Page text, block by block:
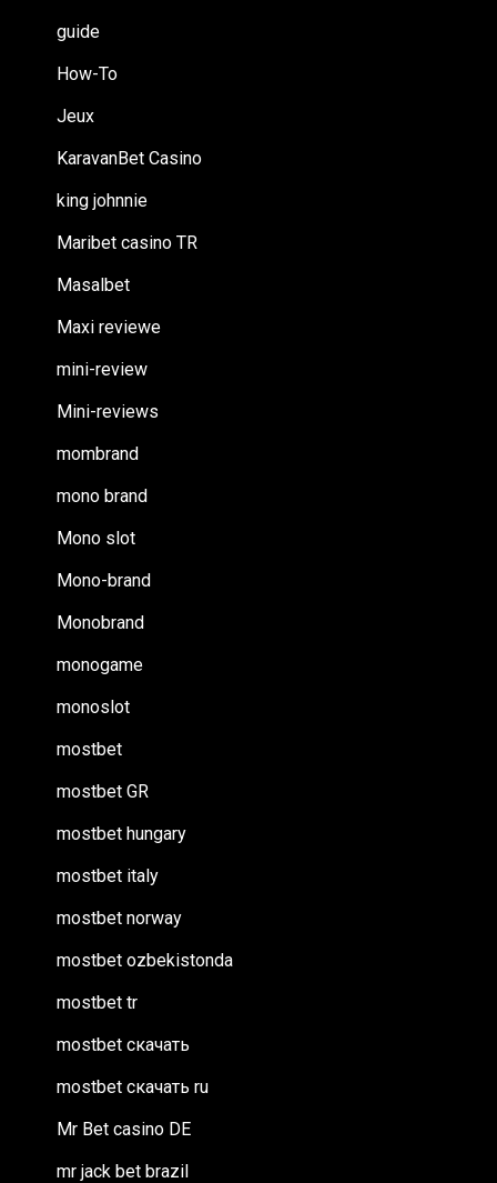
guide
How-To
Jeux
KaravanBet Casino
king johnnie
Maribet casino TR
Masalbet
Maxi reviewe
mini-review
Mini-reviews
mombrand
mono brand
Mono slot
Mono-brand
Monobrand
monogame
monoslot
mostbet
mostbet GR
mostbet hungary
mostbet italy
mostbet norway
mostbet ozbekistonda
mostbet tr
mostbet скачать
mostbet скачать ru
Mr Bet casino DE
mr jack bet brazil